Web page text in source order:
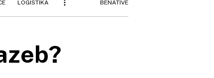
LOGISTIKA BENATIVE